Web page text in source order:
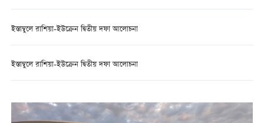
ইস্তাম্বুলে রাশিয়া-ইউক্রেন দ্বিতীয় দফা আলোচনা
ইস্তাম্বুলে রাশিয়া-ইউক্রেন দ্বিতীয় দফা আলোচনা